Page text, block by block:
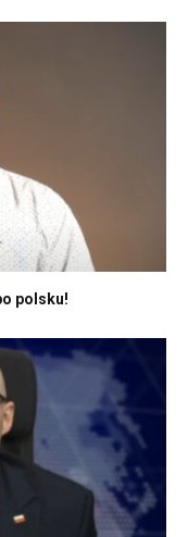
polsku!